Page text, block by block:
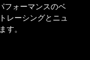
フォーマンスのベ
レーシングとニュ
す。